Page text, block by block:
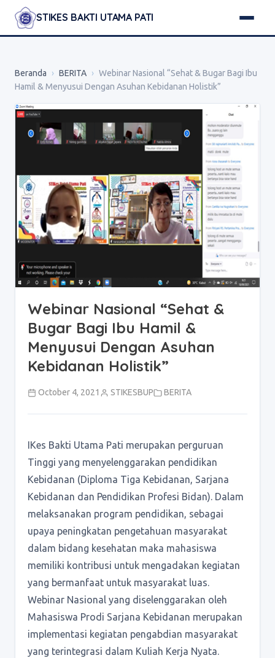
STIKES BAKTI UTAMA PATI
Beranda › BERITA › Webinar Nasional “Sehat & Bugar Bagi Ibu
Hamil & Menyusui Dengan Asuhan Kebidanan Holistik”
Webinar Nasional “Sehat &
Bugar Bagi Ibu Hamil &
Menyusui Dengan Asuhan
Kebidanan Holistik”
October 4, 2021 STIKESBUP BERITA
IKes Bakti Utama Pati merupakan perguruan
Tinggi yang menyelenggarakan pendidikan
Kebidanan (Diploma Tiga Kebidanan, Sarjana
Kebidanan dan Pendidikan Profesi Bidan). Dalam
melaksanakan program pendidikan, sebagai
upaya peningkatan pengetahuan masyarakat
dalam bidang kesehatan maka mahasiswa
memiliki kontribusi untuk mengadakan kegiatan
yang bermanfaat untuk masyarakat luas.
Webinar Nasional yang diselenggarakan oleh
Mahasiswa Prodi Sarjana Kebidanan merupakan
implementasi kegiatan pengabdian masyarakat
yang terintegrasi dalam Kuliah Kerja Nyata.